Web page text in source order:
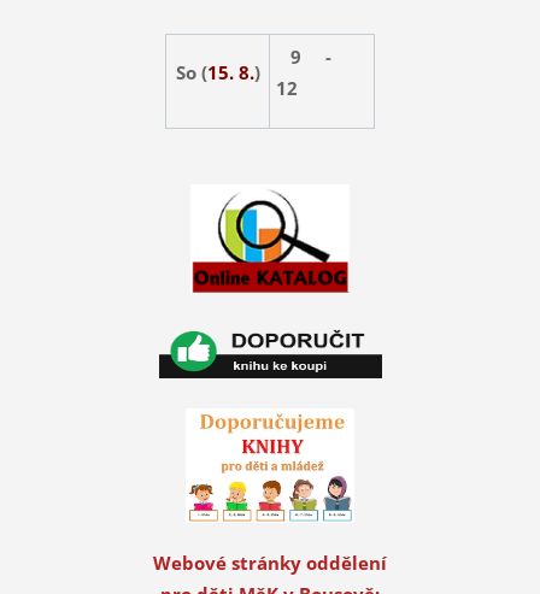
So (15. 8.)
9 -
12
Webové stránky oddělení